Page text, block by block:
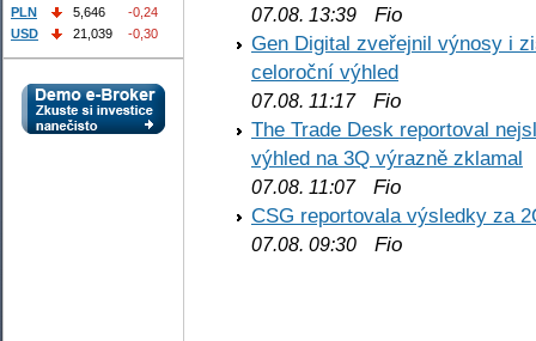
07.08. 13:39 Fio
Gen Digital zveřejnil výnosy i
celoroční výhled
07.08. 11:17Fio
The Trade Desk reportoval
výhled na 3Q výrazně zklamal
07.08. 11:07Fio
CSG reportovala výsledky za
07.08. 09:30 Fio
PLN
5,646
-0,24
USD
21,039 -0,30